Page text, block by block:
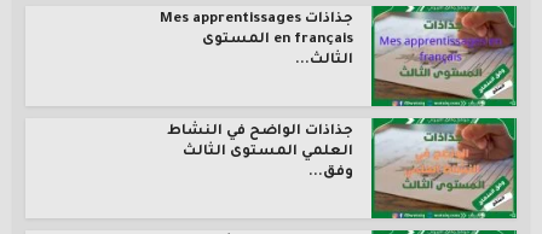
جذاذات Mes apprentissages
en français المستوى
الثالث...
جذاذات الواضح في النشاط
العلمي المستوى الثالث
وفق...